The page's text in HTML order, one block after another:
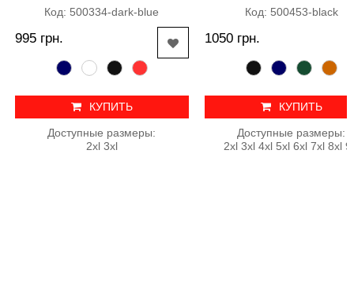
Код: 500334-dark-blue
995 грн.
КУПИТЬ
Доступные размеры:
2xl 3xl
Код: 500453-black
1050 грн.
КУПИТЬ
Доступные размеры:
2xl 3xl 4xl 5xl 6xl 7xl 8xl